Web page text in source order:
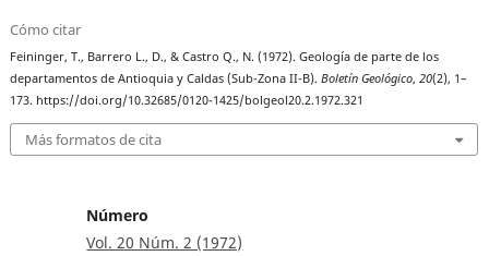
Cómo citar
Feininger, T., Barrero L., D., & Castro Q., N. (1972). Geología de parte de los
departamentos de Antioquia y Caldas (Sub-Zona II-B).Boletín Geológico,20(2), 1–
173. https://doi.org/10.32685/0120-1425/bolgeol20.2.1972.321
Más formatos de cita
Número
Vol. 20 Núm. 2 (1972)